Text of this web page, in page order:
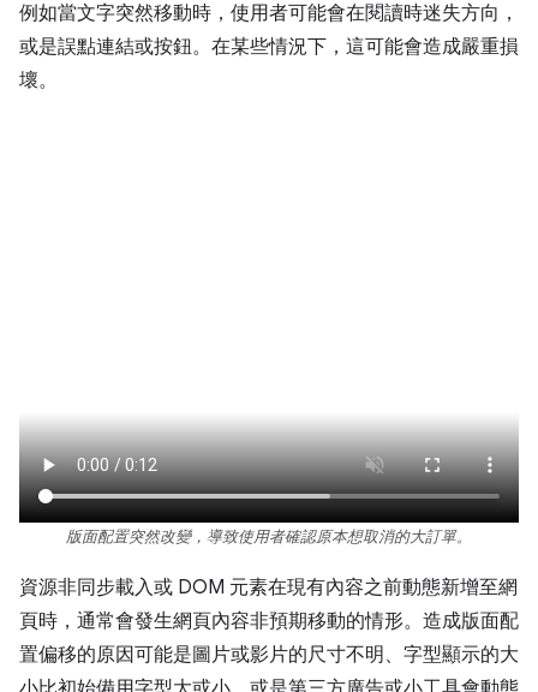
例如當文字突然移動時，使用者可能會在閱讀時迷失方向，
或是誤點連結或按鈕。在某些情況下，這可能會造成嚴重損
壞。
版面配置突然改變，導致使用者確認原本想取消的大訂單。
資源非同步載入或 DOM 元素在現有內容之前動態新增至網
頁時，通常會發生網頁內容非預期移動的情形。造成版面配
置偏移的原因可能是圖片或影片的尺寸不明、字型顯示的大